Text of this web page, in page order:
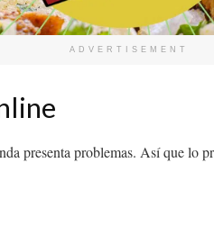
ADVERTISEMENT
presenta problemas. Así que lo